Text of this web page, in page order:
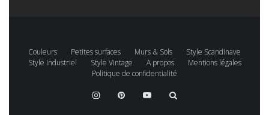
Couleurs Petites surfaces Murs & Sols
Style Scandinave
Style Industriel
Style Vintage A propos
Mentions légales
Politique de confidentialité